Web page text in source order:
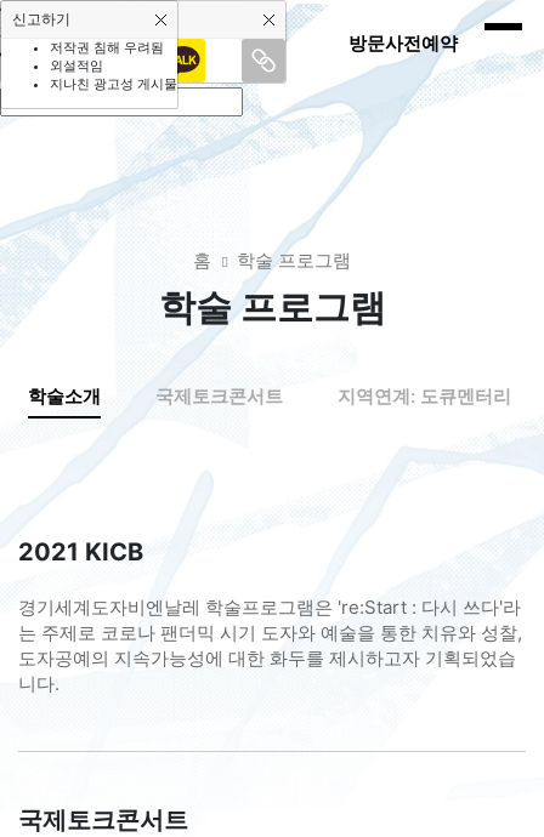
페이스북
링크 복사
방문사전예약
홈 학술 프로그램
학술 프로그램
학술소개 국제토크콘서트 지역연계: 도큐멘터리
2021 KICB
경기세계도자비엔날레 학술프로그램은 're:Start : 다시 쓰다'라
는 주제로 코로나 팬더믹 시기 도자와 예술을 통한 치유와 성찰,
도자공예의 지속가능성에 대한 화두를 제시하고자 기획되었습
니다.
국제토크콘서트
SNS 공유하기
신고하기
저작권 침해 우려됨
외설적임
지나친 광고성 게시물